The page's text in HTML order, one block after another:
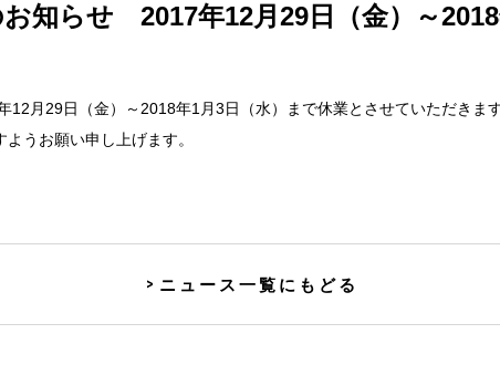
知らせ 2017年12月29日（金）～
12月29日（金）～2018年1月3日（水）まで休業とさせていただきま
うお願い申し上げます。
ニュース一覧にもどる